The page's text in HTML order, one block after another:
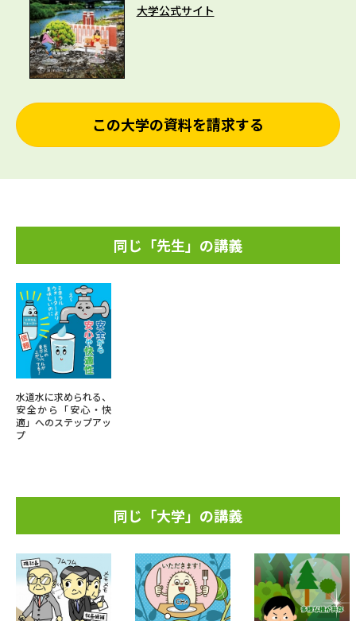
大学公式サイト
この大学の資料を請求する
同じ「先生」の講義
水道水に求められる、
安全から「安心・快
適」へのステップアッ
プ
同じ「大学」の講義